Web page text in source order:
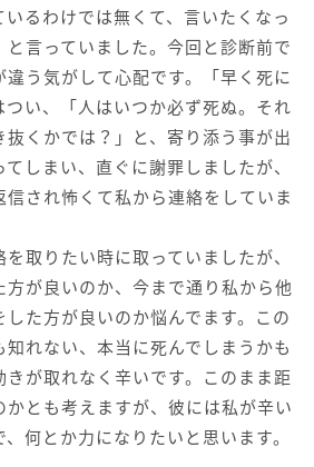
るわけでは無くて、言いたくなっ
言っていました。今回と診断前で
う気がして心配です。「早く死に
い、「人はいつか必ず死ぬ。それ
くかでは？」と、寄り添う事が出
しまい、直ぐに謝罪しましたが、
信され怖くて私から連絡をしていま
取りたい時に取っていましたが、
が良いのか、今まで通り私から他
た方が良いのか悩んでます。この
れない、本当に死んでしまうかも
が取れなく辛いです。このまま距
とも考えますが、彼には私が辛い
何とか力になりたいと思います。